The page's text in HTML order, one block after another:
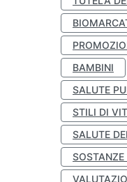
BAMBINI
SALUTE
STILI DI
SALUTE